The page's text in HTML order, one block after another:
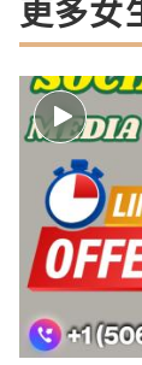
更多女